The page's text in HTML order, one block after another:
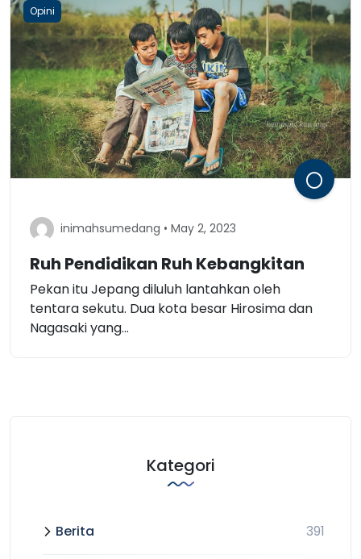
Opini
inimahsumedang • May 2, 2023
Ruh Pendidikan Ruh Kebangkitan
Pekan itu Jepang diluluh lantahkan oleh
tentara sekutu. Dua kota besar Hirosima dan
Nagasaki yang...
Kategori
Berita 391